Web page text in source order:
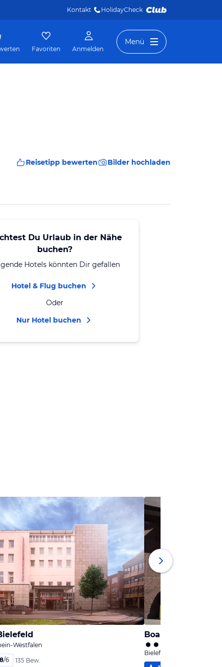
Kontakt HolidayCheck
Favoriten Anmelden
Menü
Reisetipp bewerten Bilder hochladen
Du Urlaub in der Nähe
buchen?
Hotels könnten Dir gefallen
Hotel & Flug buchen
Oder
Nur Hotel buchen
Westfalen
/6 135 Bew.
Boardinghouse
Bielefeld, Nordrhein-